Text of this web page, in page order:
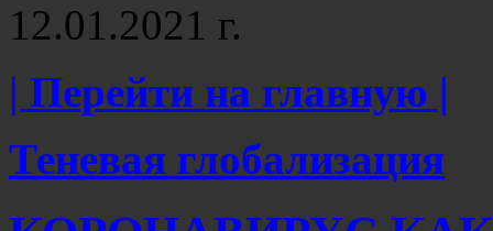
12.01.2021 г.
| Перейти на главную |
Теневая глобализация